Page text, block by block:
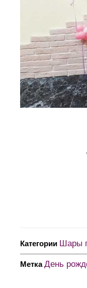
Категории Шары
Метка День